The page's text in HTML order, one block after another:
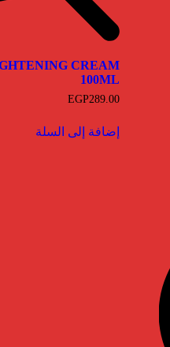
CREAM
100ML
EGP289.00
إضافة إلى السلة